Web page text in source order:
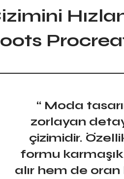
“ Moda
zorlayan
çizimidir.
formu
alır hem de oran